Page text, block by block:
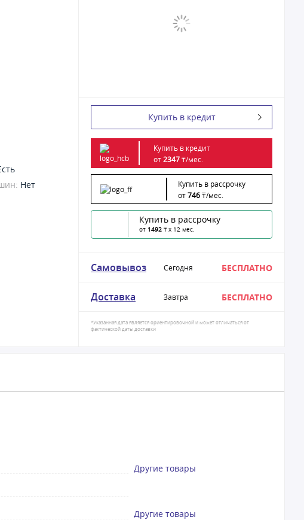
Нет
Купить в кредит
Купить в кредит
от2347₸/мес.
Купить в рассрочку
от746₸/мес.
Купить в рассрочку
от 1492 ₸ x 12 мес.
Самовывоз Сегодня БЕСПЛАТНО
Доставка Завтра БЕСПЛАТНО
*Указанная дата является ориентировочной и может отличаться от
фактической даты доставки
Другие товары
Другие товары